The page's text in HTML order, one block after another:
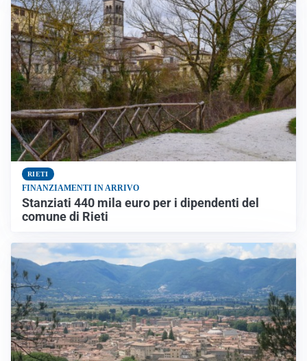
RIETI
FINANZIAMENTI IN ARRIVO
Stanziati 440 mila euro per i dipendenti del
comune di Rieti